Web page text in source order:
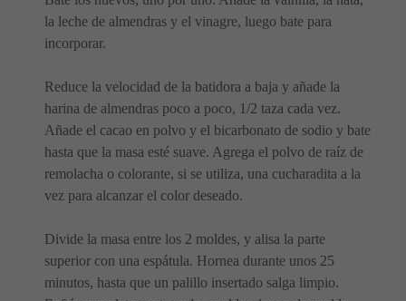
la leche de almendras y el vinagre, luego bate para
incorporar.
Reduce la velocidad de la batidora a baja y añade la
harina de almendras poco a poco, 1/2 taza cada vez.
Añade el cacao en polvo y el bicarbonato de sodio y bate
hasta que la masa esté suave. Agrega el polvo de raíz de
remolacha o colorante, si se utiliza, una cucharadita a la
vez para alcanzar el color deseado.
Divide la masa entre los 2 moldes, y alisa la parte
superior con una espátula. Hornea durante unos 25
minutos, hasta que un palillo insertado salga limpio.